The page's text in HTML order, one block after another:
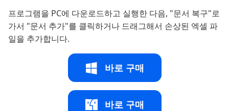
프로그램을 PC에 다운로드하고 실행한 다음, "문서 복구"로
가서 "문서 추가"를 클릭하거나 드래그해서 손상된 엑셀 파
일을 추가합니다.
바로 구매
바로 구매